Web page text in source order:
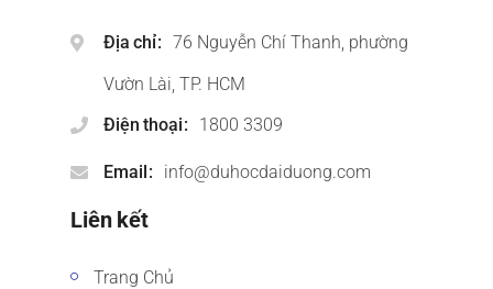
Địa chỉ
76 Nguyễn Chí Thanh, phường
Vườn Lài, TP. HCM
Điện thoại
1800 3309
Email info@duhocdaiduong.com
Liên kết
Trang Chủ